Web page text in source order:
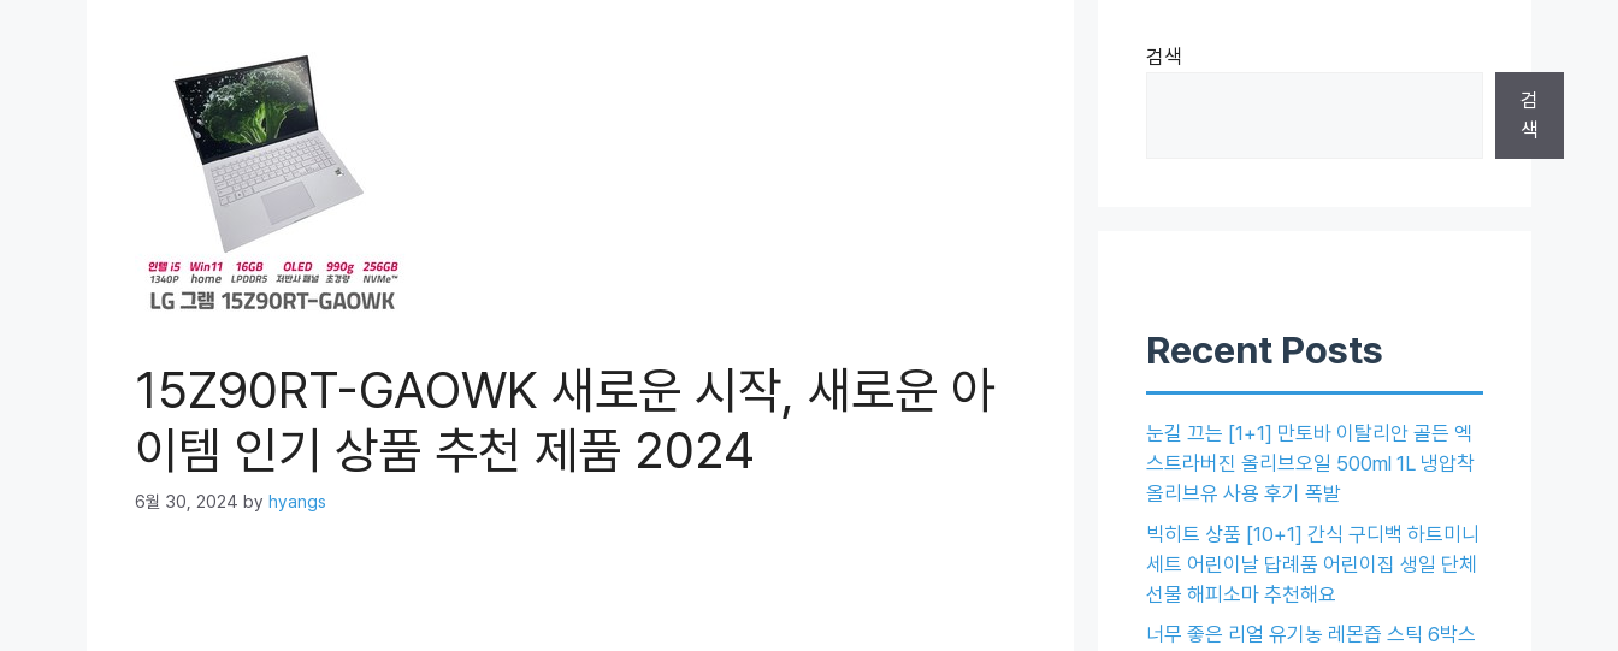
15Z90RT-GAOWK 새로운 시작, 새로운 아
이템 인기 상품 추천 제품 2024
6월 30, 2024 by hyangs
검색
검
색
Recent Posts
눈길 끄는 [1+1] 만토바 이탈리안 골든 엑
스트라버진 올리브오일 500ml 1L 냉압착
올리브유 사용 후기 폭발
빅히트 상품 [10+1] 간식 구디백 하트미니
세트 어린이날 답례품 어린이집 생일 단체
선물 해피소마 추천해요
너무 좋은 리얼 유기농 레몬즙 스틱 6박스